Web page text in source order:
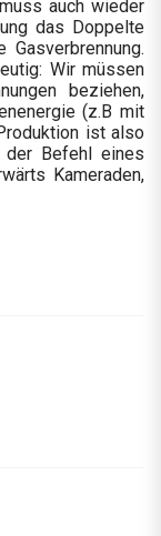
auch wieder
das Doppelte
Wir müssen
beziehen,
(z.B mit
ist also
Befehl eines
Kameraden,